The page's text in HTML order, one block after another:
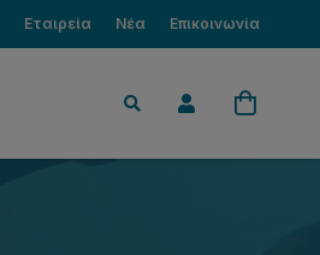
Εταιρεία Νέα Επικοινωνία